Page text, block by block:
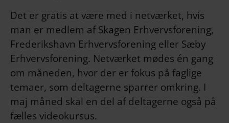
Det er gratis at være med i netværket, hvis
man er medlem af Skagen Erhvervsforening,
Frederikshavn Erhvervsforening eller Sæby
Erhvervsforening. Netværket mødes én gang
om måneden, hvor der er fokus på faglige
temaer, som deltagerne sparrer omkring. I
maj måned skal en del af deltagerne også på
fælles videokursus.